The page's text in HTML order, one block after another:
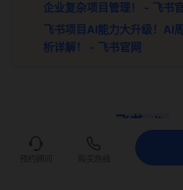
企业复杂项目管理！ - 飞书
飞书项目AI能力大升级！AI
析详解！ - 飞书官网
飞书 aily
aily 工作助手 飞书 aily 提供的
智能体（AI Agent），
不仅能检
联系我们
预约顾问 购买热线